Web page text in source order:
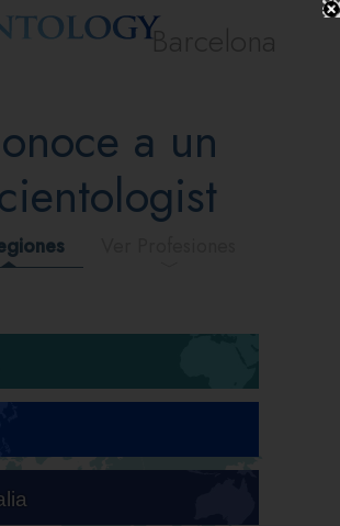
Barcelona
a un